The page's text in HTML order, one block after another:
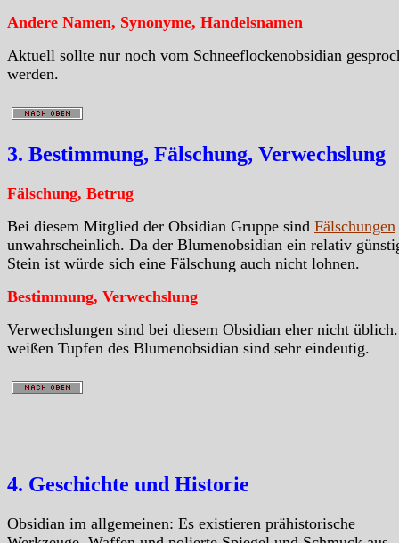
Andere Namen, Synonyme, Handelsnamen
Aktuell sollte nur noch vom Schneeflockenobsidian
werden.
3. Bestimmung, Fälschung, Verwechslung
Fälschung, Betrug
Bei diesem Mitglied der Obsidian Gruppe sind Fälschungen
unwahrscheinlich. Da der Blumenobsidian ein relativ
Stein ist würde sich eine Fälschung auch nicht lohnen.
Bestimmung, Verwechslung
Verwechslungen sind bei diesem Obsidian eher nicht
weißen Tupfen des Blumenobsidian sind sehr eindeutig.
4. Geschichte und Historie
Obsidian im allgemeinen: Es existieren prähistorische